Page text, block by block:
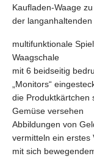
Kaufladen-Waage
der
multifunktionale
Waagschale
mit 6 beidseitig
„Monitors“
die Produktkärtchen
Gemüse versehen
Abbildungen von
vermitteln ein erstes
mit sich